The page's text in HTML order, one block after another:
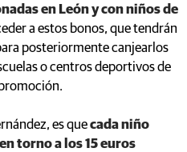
en León y con niños de
a estos bonos, que tendrán
posteriormente canjearlos
o centros deportivos de
es quecada niño
torno a los 15 euros